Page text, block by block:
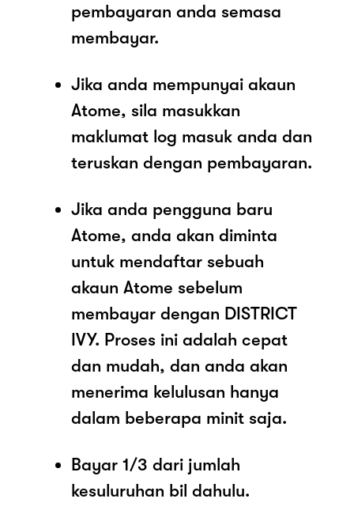
pembayaran anda semasa
membayar.
Jika anda mempunyai akaun
Atome, sila masukkan
maklumat log masuk anda dan
teruskan dengan pembayaran.
Jika anda pengguna baru
Atome, anda akan diminta
untuk mendaftar sebuah
akaun Atome sebelum
membayar dengan DISTRICT
IVY. Proses ini adalah cepat
dan mudah, dan anda akan
menerima kelulusan hanya
dalam beberapa minit saja.
Bayar 1/3 dari jumlah
kesuluruhan bil dahulu.